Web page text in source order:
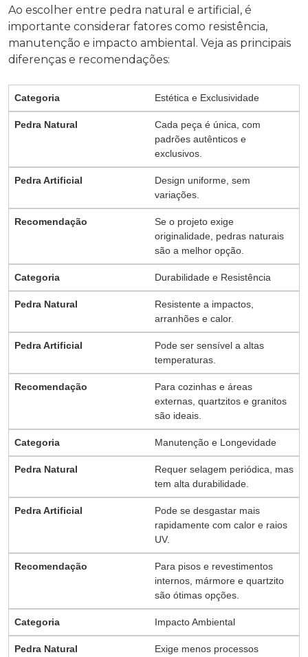
Ao escolher entre pedra natural e artificial, é
importante considerar fatores como resistência,
manutenção e impacto ambiental. Veja as principais
diferenças e recomendações:
Estética e Exclusividade
Cada peça é única, com
padrões autênticos e
exclusivos.
Design uniforme, sem
variações.
Se o projeto exige
originalidade, pedras naturais
são a melhor opção.
Durabilidade e Resistência
Resistente a impactos,
arranhões e calor.
Pode ser sensível a altas
temperaturas.
Para cozinhas e áreas
externas, quartzitos e granitos
são ideais.
Manutenção e Longevidade
Requer selagem periódica, mas
tem alta durabilidade.
Pode se desgastar mais
rapidamente com calor e raios
UV.
Para pisos e revestimentos
internos, mármore e quartzito
são ótimas opções.
Impacto Ambiental
Exige menos processos